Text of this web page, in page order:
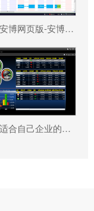
如何利用安博网页版-安博（中国）官方 系统更好提升企业运营效率?
如何选择适合自己企业的安博网页版-安博（中国）官方 ?